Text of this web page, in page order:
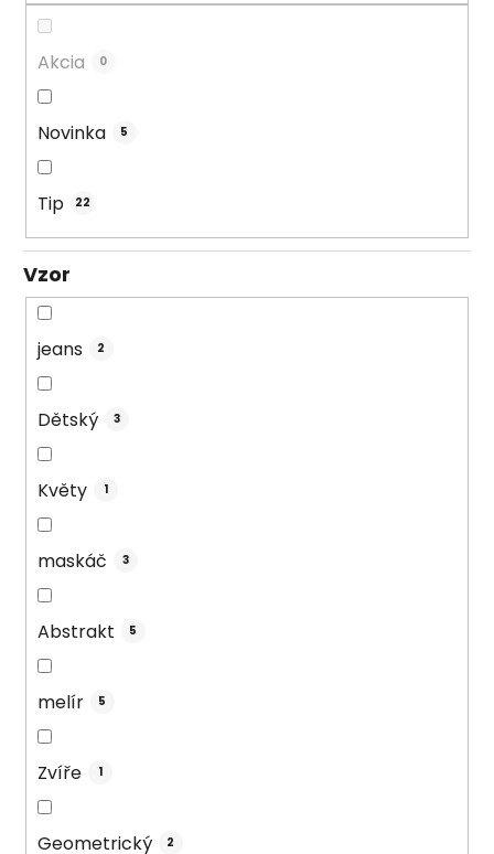
Akcia 0
Novinka 5
Tip 22
Vzor
jeans 2
Dětský 3
Květy 1
maskáč 3
Abstrakt 5
melír 5
Zvíře 1
Geometrický 2